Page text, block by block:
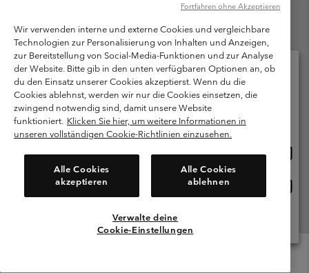
Columbia Sportswear Austria GmbH. Moosfeldstraße 1, 5101
Bergheim, Salzburg Österreich. Alle Rechte vorbehalten.
Nutzungsbedingungen
Allgemeine Verkaufsbedingungen
Garantie
Datenschutzerklärung
Bestimmungen und Bedingungen des Mitglieder Programms
Nutzungsbedingungen Für Nutzergenerierte Inhalte
Cookies
Kundenservice: Mo- Fr. 9:00 - 13:00 & 14:00- 18:00 Uhr
(+)43720880525
Wir verwenden interne und externe Cookies und vergleichbare
Technologien zur Personalisierung von Inhalten und Anzeigen,
zur Bereitstellung von Social-Media-Funktionen und zur Analyse
der Website. Bitte gib in den unten verfügbaren Optionen an, ob
du den Einsatz unserer Cookies akzeptierst. Wenn du die
Cookies ablehnst, werden wir nur die Cookies einsetzen, die
zwingend notwendig sind, damit unsere Website
funktioniert. Klicken Sie hier, um weitere Informationen in
unseren vollständigen Cookie-Richtlinien einzusehen.
Alle Cookies
akzeptieren
Alle Cookies
ablehnen
Verwalte deine
Cookie-Einstellungen
Fortfahren ohne Akzeptieren
Bitte wählen Sie Ihr Lieferland und Ihre Sprache
Online-Einkauf verfügbar
Österreich
Alle Länder Anzeigen